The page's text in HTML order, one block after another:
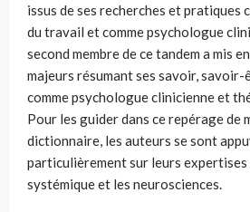
issus de ses recherches et pratiques
du travail et comme psychologue
second membre de ce tandem a mis
majeurs résumant ses savoir,
comme psychologue clinicienne et
Pour les guider dans ce repérage de
dictionnaire, les auteurs se sont
particulièrement sur leurs expertises
systémique et les neurosciences.